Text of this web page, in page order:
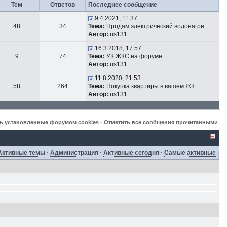
Тем Ответов Последнее сообщение
48 34
9.4.2021, 11:37
Тема: Продам электрический водонагре...
Автор: us131
9 74
16.3.2018, 17:57
Тема: УК ЖКС на форуме
Автор: us131
58 264
11.8.2020, 21:53
Тема: Покупка квартиры в вашем ЖК
Автор: us131
установленные форумом cookies· Отметить все сообщения прочитанными
темы ·Администрация ·Активные сегодня ·Самые активные